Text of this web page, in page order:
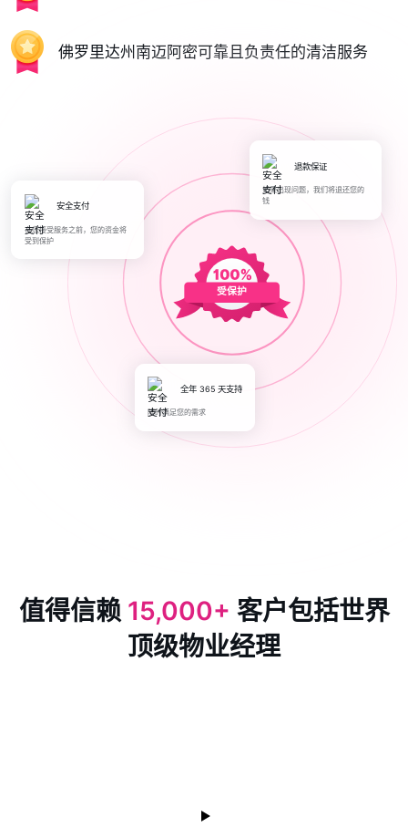
佛罗里达州南迈阿密可靠且负责任的清洁服务
受保护
安全支付
在您接受服务之前，您的资金将
受到保护
退款保证
如果出现问题，我们将退还您的
钱
全年 365 天支持
随时满足您的需求
值得信赖 15,000+ 客户包括世界
顶级物业经理